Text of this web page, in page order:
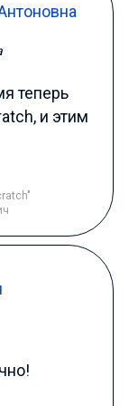
теперь
и этим